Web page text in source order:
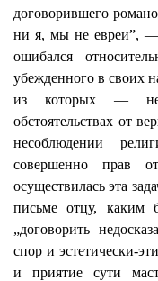
договорившего
ни я, мы не евреи”,
ошибался
убежденного в своих
из которых — не
обстоятельствах от
несоблюдении
совершенно прав
осуществилась эта
письме отцу,
„договорить
спор и эстетически-
и приятие сути